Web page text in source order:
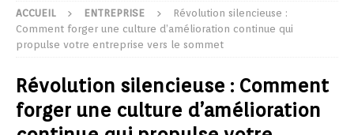
ACCUEIL ENTREPRISE
Révolution silencieuse :
Comment forger une culture d’amélioration continue qui
propulse votre entreprise vers le sommet
Révolution silencieuse : Comment
forger une culture d’amélioration